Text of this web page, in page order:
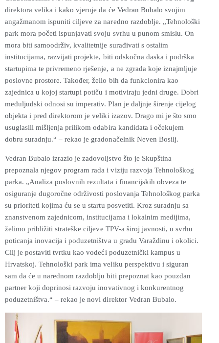
direktora velika i kako vjeruje da će Vedran Bubalo svojim
angažmanom ispuniti ciljeve za naredno razdoblje. „Tehnološki
park mora početi ispunjavati svoju svrhu u punom smislu. On
mora biti samoodrživ, kvalitetnije surađivati s ostalim
institucijama, razvijati projekte, biti odskočna daska i podrška
startupima te privremeno rješenje, a ne zgrada koje iznajmljuje
poslovne prostore. Također, želio bih da funkcionira kao
zajednica u kojoj startupi potiču i motiviraju jedni druge. Dobri
međuljudski odnosi su imperativ. Plan je daljnje širenje cijelog
objekta i pred direktorom je veliki izazov. Drago mi je što smo
usuglasili mišljenja prilikom odabira kandidata i očekujem
dobru suradnju.“ – rekao je gradonačelnik Neven Bosilj.
Vedran Bubalo izrazio je zadovoljstvo što je Skupština
prepoznala njegov program rada i viziju razvoja Tehnološkog
parka. „Analiza poslovnih rezultata i financijskih obveza te
osiguranje dugoročne održivosti poslovanja Tehnološkog parka
su prioriteti kojima ću se u startu posvetiti. Kroz suradnju sa
znanstvenom zajednicom, institucijama i lokalnim medijima,
želimo približiti strateške ciljeve TPV-a široj javnosti, u svrhu
poticanja inovacija i poduzetništva u gradu Varaždinu i okolici.
Cilj je postaviti tvrtku kao vodeći poduzetnički kampus u
Hrvatskoj. Tehnološki park ima veliku perspektivu i siguran
sam da će u narednom razdoblju biti prepoznat kao pouzdan
partner koji doprinosi razvoju inovativnog i konkurentnog
poduzetništva.“ – rekao je novi direktor Vedran Bubalo.